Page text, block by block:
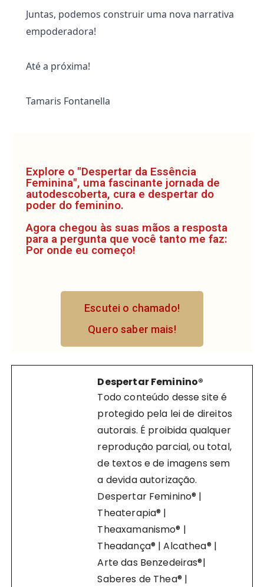
Juntas, podemos construir uma nova narrativa
empoderadora!
Até a próxima!
Tamaris Fontanella
Explore o "Despertar da Essência
Feminina", uma fascinante jornada de
autodescoberta, cura e despertar do
poder do feminino.
Agora chegou às suas mãos a resposta
para a pergunta que você tanto me faz:
Por onde eu começo!
Escutei o chamado!
Quero saber mais!
Despertar Feminino®
Todo conteúdo desse site é
protegido pela lei de direitos
autorais. É proibida qualquer
reprodução parcial, ou total,
de textos e de imagens sem
a devida autorização.
Despertar Feminino® |
Theaterapia® |
Theaxamanismo® |
Theadança® | Alcathea® |
Arte das Benzedeiras®|
Saberes de Thea® |